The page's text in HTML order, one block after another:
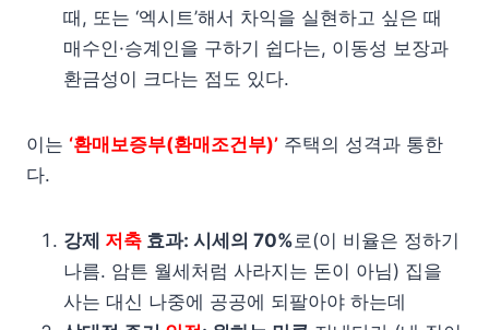
때, 또는 ‘엑시트’해서 차익을 실현하고 싶은 때
매수인·승계인을 구하기 쉽다는, 이동성 보장과
환금성이 크다는 점도 있다.
이는 ‘환매보증부(환매조건부)’ 주택의 성격과 통한
다.
강제 저축 효과: 시세의 70%로(이 비율은 정하기
나름. 암튼 월세처럼 사라지는 돈이 아님) 집을
사는 대신 나중에 공공에 되팔아야 하는데